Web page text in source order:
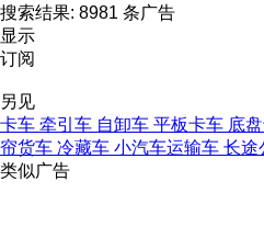
搜索结果: 8981 条广告
显示
订阅
另见
卡车 牵引车 自卸车 平板卡车 底
帘货车 冷藏车 小汽车运输车 长途
类似广告